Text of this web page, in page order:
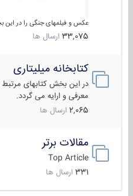
عکس و فیلمهای جنگی را در این
33,075 ارسال ها
کتابخانه میلیتاری
در این بخش کتابهای مرتبط و
معرفی و ارایه می گردد.
2,065 ارسال ها
مقالات برتر
Top Article
331 ارسال ها